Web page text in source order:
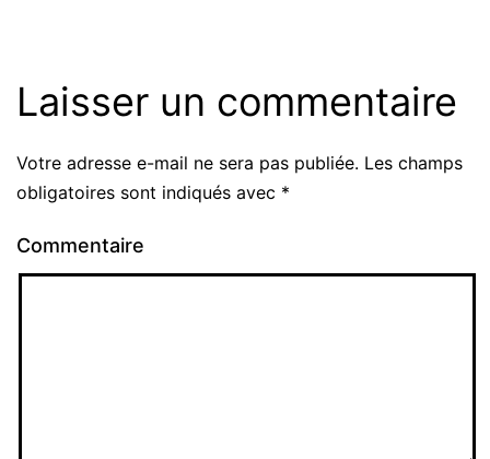
Laisser un commentaire
Votre adresse e-mail ne sera pas publiée. Les champs
obligatoires sont indiqués avec *
Commentaire